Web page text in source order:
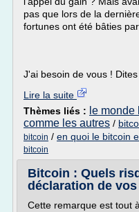
pas que lors de la
fortunes ont été bâties
J'ai besoin de vous ! Dites
Lire la suite
Thèmes liés : le
comme les autres /
bitcoin / en quoi le bitcoin
bitcoin
Bitcoin : Quels
déclaration de vos
Cette remarque est tout